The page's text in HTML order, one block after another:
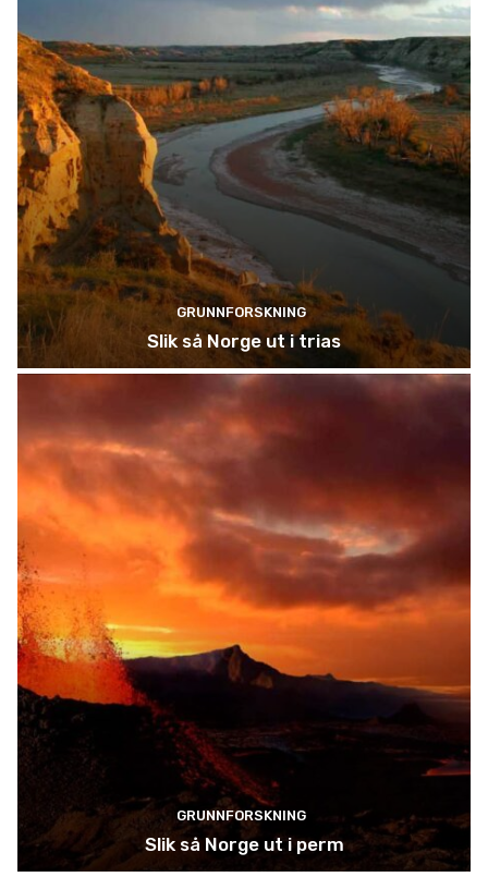
GRUNNFORSKNING
Slik så Norge ut i trias
GRUNNFORSKNING
Slik så Norge ut i perm